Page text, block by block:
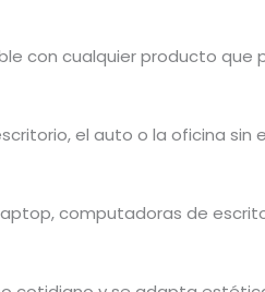
con cualquier producto que
el auto o la oficina sin
computadoras de